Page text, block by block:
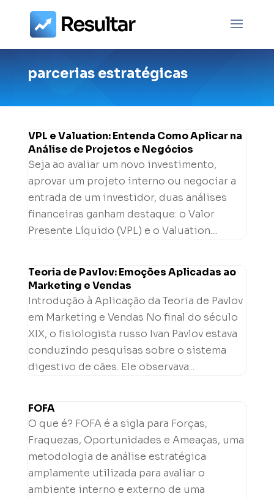
parcerias estratégicas
VPL e Valuation: Entenda Como Aplicar na
Análise de Projetos e Negócios
Seja ao avaliar um novo investimento,
aprovar um projeto interno ou negociar a
entrada de um investidor, duas análises
financeiras ganham destaque: o Valor
Presente Líquido (VPL) e o Valuation....
Teoria de Pavlov: Emoções Aplicadas ao
Marketing e Vendas
Introdução à Aplicação da Teoria de Pavlov
em Marketing e Vendas No final do século
XIX, o fisiologista russo Ivan Pavlov estava
conduzindo pesquisas sobre o sistema
digestivo de cães. Ele observava...
FOFA
O que é? FOFA é a sigla para Forças,
Fraquezas, Oportunidades e Ameaças, uma
metodologia de análise estratégica
amplamente utilizada para avaliar o
ambiente interno e externo de uma